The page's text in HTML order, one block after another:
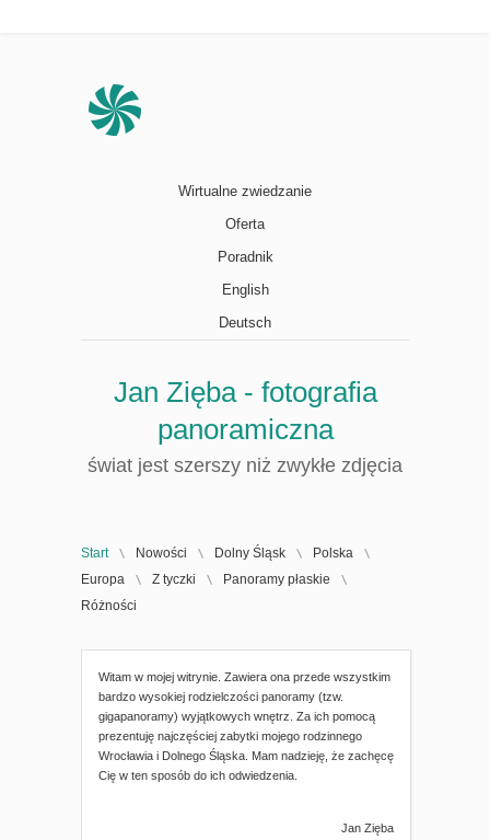
Wirtualne zwiedzanie
Oferta
Poradnik
English
Deutsch
Jan Zięba - fotografia
panoramiczna
świat jest szerszy niż zwykłe zdjęcia
Start Nowości Dolny Śląsk
Polska
Europa
Z tyczki
Panoramy płaskie
Różności
Witam w mojej witrynie. Zawiera ona przede wszystkim
bardzo wysokiej rodzielczości panoramy (tzw.
gigapanoramy) wyjątkowych wnętrz. Za ich pomocą
prezentuję najczęściej zabytki mojego rodzinnego
Wrocławia i Dolnego Śląska. Mam nadzieję, że zachęcę
Cię w ten sposób do ich odwiedzenia.
Jan Zięba